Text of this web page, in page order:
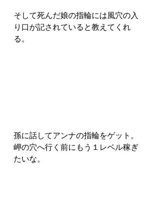
そして死んだ娘の指輪には風穴の入
り口が記されていると教えてくれ
る。
孫に話してアンナの指輪をゲット。
岬の穴へ行く前にもう１レベル稼ぎ
たいな。